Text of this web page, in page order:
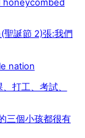
honeycombed
聖誕節 2)張:我們
nation
打工、考試、
三個小孩都很有